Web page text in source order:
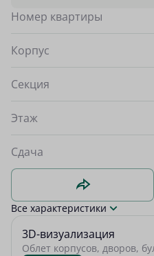
Номер квартиры
Корпус
Секция
Этаж
Сдача
Все характеристики
3D-визуализация
Облет корпусов, дворов,